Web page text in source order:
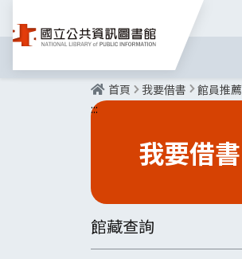
首頁 我要借書 館員推薦
:::
我要借書
館藏查詢